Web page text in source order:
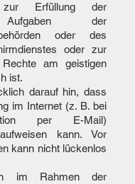
zur Erfüllung der
Aufgaben der
oder des
oder zur
am geistigen
ist.
darauf hin, dass
im Internet (z. B. bei
per E-Mail)
kann. Vor
kann nicht lückenlos
im Rahmen der